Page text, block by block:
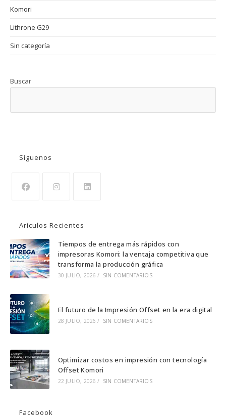
Komori
Lithrone G29
Sin categoría
Buscar
Síguenos
una
nueva
pestaña
una
nueva
pestaña
una
nueva
pestaña
Arículos Recientes
Tiempos de entrega más rápidos con
impresoras Komori: la ventaja competitiva que
transforma la producción gráfica
30 JULIO, 2026 / SIN COMENTARIOS
El futuro de la Impresión Offset en la era digital
28 JULIO, 2026 / SIN COMENTARIOS
Optimizar costos en impresión con tecnología
Offset Komori
22 JULIO, 2026 / SIN COMENTARIOS
Facebook